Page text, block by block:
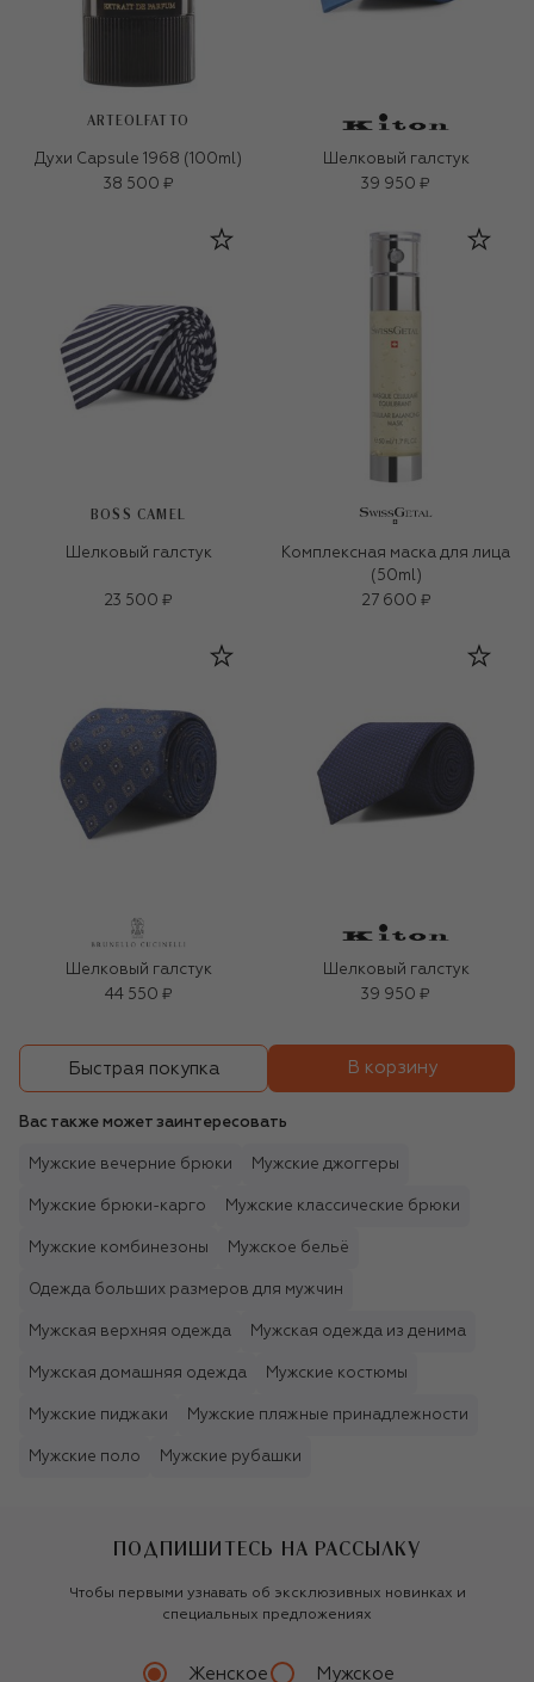
ARTEOLFATTO
Духи Capsule 1968 (100ml)
38 500 ₽
Шелковый галстук
39 950 ₽
BOSS CAMEL
Шелковый галстук
23 500 ₽
Комплексная маска для лица
(50ml)
27 600 ₽
Шелковый галстук
44 550 ₽
Шелковый галстук
39 950 ₽
Быстрая покупка В корзину
Вас также может заинтересовать
Мужские вечерние брюки Мужские джоггеры
Мужские брюки-карго Мужские классические брюки
Мужские комбинезоны Мужское бельё
Одежда больших размеров для мужчин
Мужская верхняя одежда Мужская одежда из денима
Мужская домашняя одежда Мужские костюмы
Мужские пиджаки Мужские пляжные принадлежности
Мужские поло Мужские рубашки
ПОДПИШИТЕСЬ НА РАССЫЛКУ
Чтобы первыми узнавать об эксклюзивных новинках и
специальных предложениях
Женское Мужское